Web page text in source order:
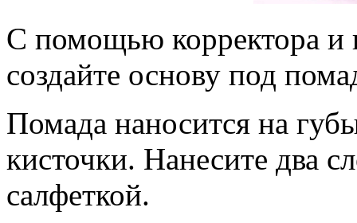
С помощью корректора и
создайте основу под
Помада наносится на
кисточки. Нанесите два
салфеткой.